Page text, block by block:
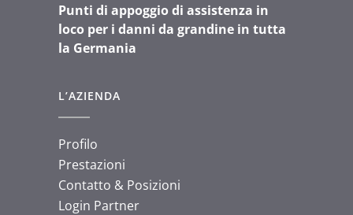
Punti di appoggio di assistenza in
loco per i danni da grandine in tutta
la Germania
L’AZIENDA
Profilo
Prestazioni
Contatto & Posizioni
Login Partner